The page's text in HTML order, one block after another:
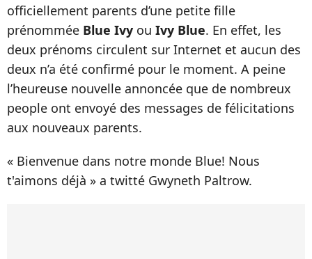
officiellement parents d’une petite fille
prénommée Blue Ivy ou Ivy Blue. En effet, les
deux prénoms circulent sur Internet et aucun des
deux n’a été confirmé pour le moment. A peine
l’heureuse nouvelle annoncée que de nombreux
people ont envoyé des messages de félicitations
aux nouveaux parents.
« Bienvenue dans notre monde Blue! Nous
t'aimons déjà » a twitté Gwyneth Paltrow.